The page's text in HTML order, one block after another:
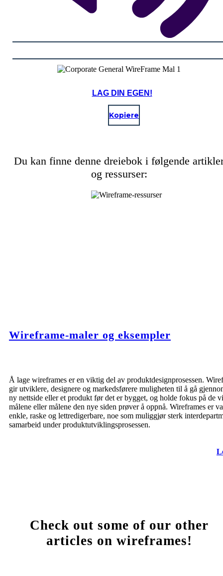
LAG DIN EGEN!
Kopiere
Du kan finne denne dreiebok i følgende
og ressurser:
Wireframe-maler og eksempler
Å lage wireframes er en viktig del av produktdesignprosessen.
gir utviklere, designere og markedsførere muligheten til å gå
ny nettside eller et produkt før det er bygget, og holde fokus på de
målene eller målene den nye siden prøver å oppnå. Wireframes er
enkle, raske og lettredigerbare, noe som muliggjør sterk
samarbeid under produktutviklingsprosessen.
Check out some of our other
articles on wireframes!